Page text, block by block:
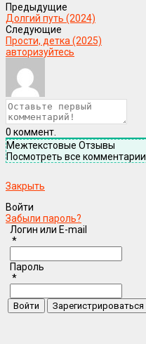
Предыдущие
Долгий путь (2024)
Следующие
Прости, детка (2025)
авторизуйтесь
0 коммент.
Межтекстовые Отзывы
Посмотреть все комментарии
Закрыть
Войти
Забыли пароль?
Логин или E-mail
*
Пароль
*